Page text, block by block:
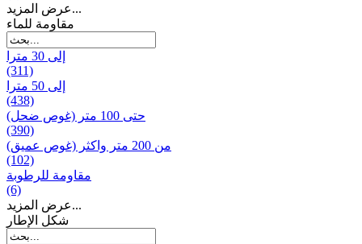
عرض المزيد...
مقاومة للماء
إلى 30 مترا
(311)
إلى 50 مترا
(438)
حتى 100 متر (غوص ضحل)
(390)
من 200 متر واکثر (غوص عميق)
(102)
مقاومة للرطوبة
(6)
عرض المزيد...
شكل الإطار